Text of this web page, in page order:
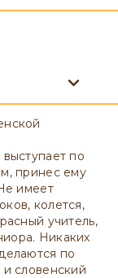
по
принес ему
имеет
колется,
учитель,
Никаких
по
словенский